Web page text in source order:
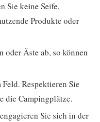
Sie keine Seife,
Produkte oder
oder Äste ab, so können
Respektieren Sie
die Campingplätze.
Sie sich in der